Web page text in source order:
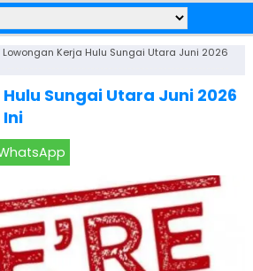
Lowongan Kerja Hulu Sungai Utara Juni 2026
Sungai Utara Juni 2026